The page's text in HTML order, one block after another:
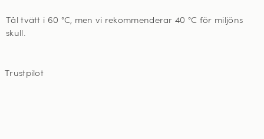
Tål tvätt i 60 °C, men vi rekommenderar 40 °C för miljöns
skull .
Trustpilot